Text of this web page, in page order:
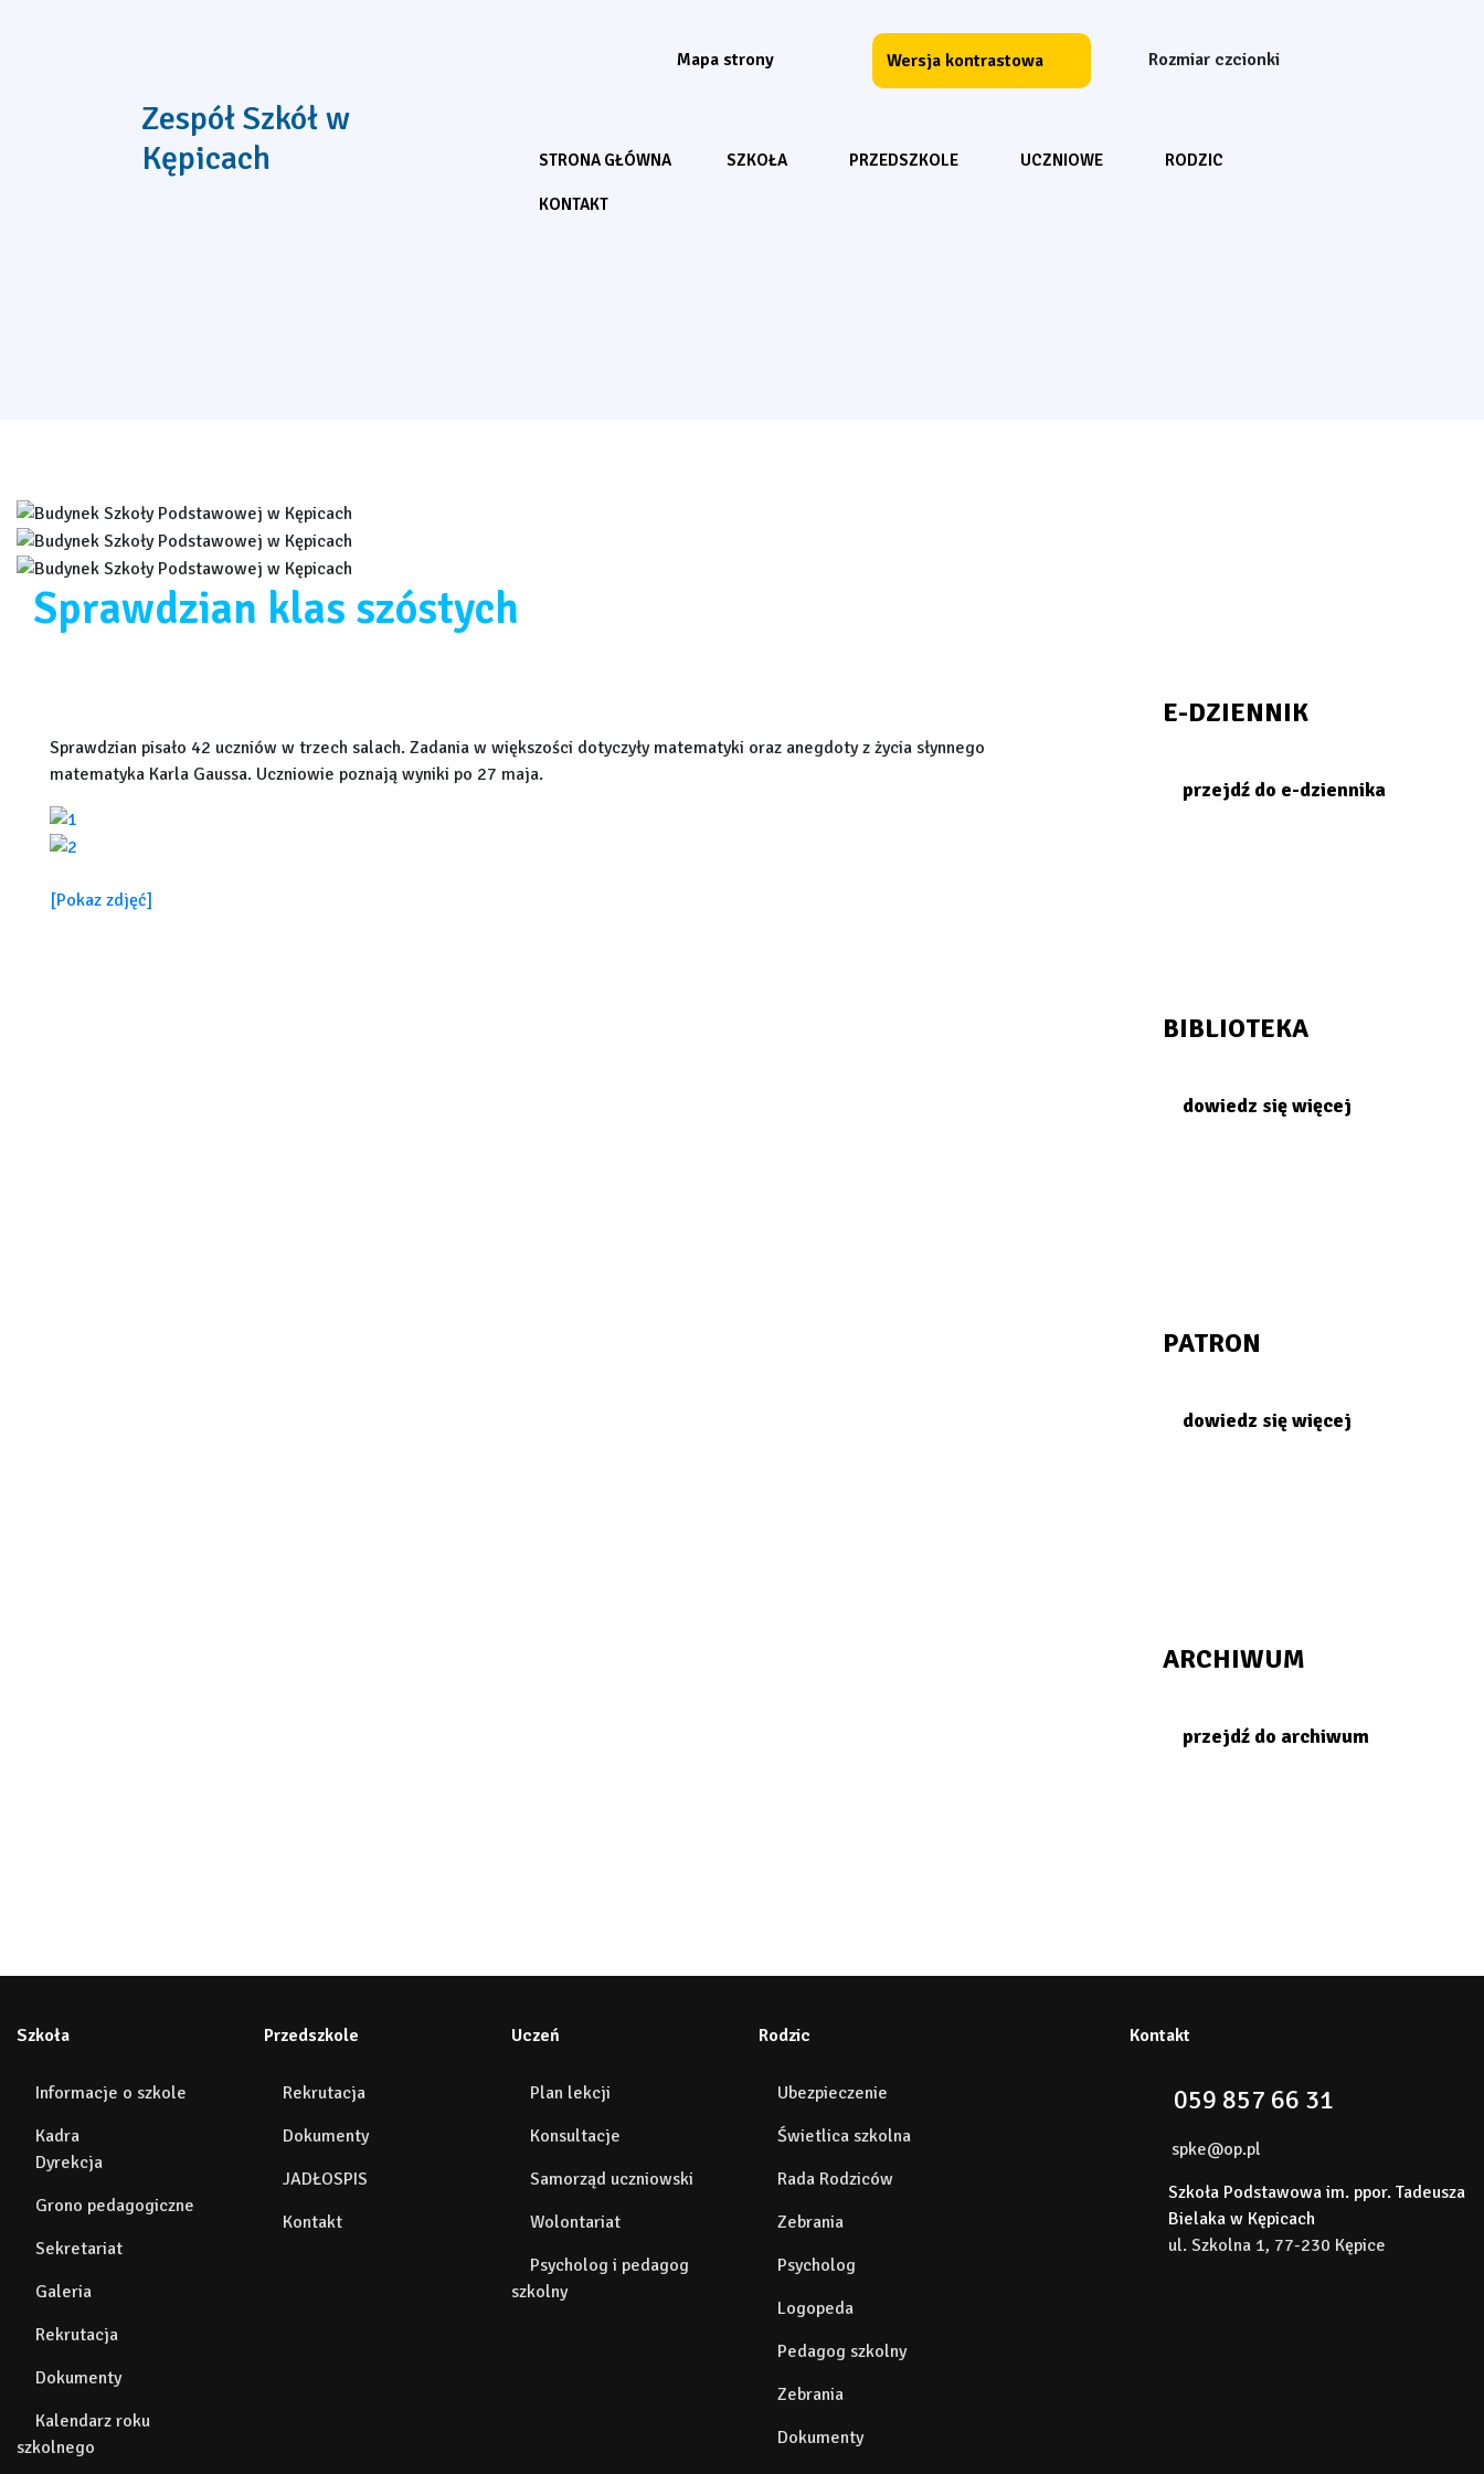
Zespół Szkół w
Kępicach
Mapa strony Wersja kontrastowa Rozmiar czcionki
STRONA GŁÓWNA SZKOŁA PRZEDSZKOLE UCZNIOWE RODZIC
KONTAKT
Sprawdzian klas szóstych
Sprawdzian pisało 42 uczniów w trzech salach. Zadania w większości dotyczyły matematyki oraz anegdoty z życia słynnego
matematyka Karla Gaussa. Uczniowie poznają wyniki po 27 maja.
[Pokaz zdjęć]
E-DZIENNIK
przejdź do e-dziennika
BIBLIOTEKA
dowiedz się więcej
PATRON
dowiedz się więcej
ARCHIWUM
przejdź do archiwum
Szkoła
Informacje o szkole
Kadra
Dyrekcja
Grono pedagogiczne
Sekretariat
Galeria
Rekrutacja
Dokumenty
Kalendarz roku
szkolnego
Przedszkole
Rekrutacja
Dokumenty
JADŁOSPIS
Kontakt
Uczeń
Plan lekcji
Konsultacje
Samorząd uczniowski
Wolontariat
Psycholog i pedagog
szkolny
Rodzic
Ubezpieczenie
Świetlica szkolna
Rada Rodziców
Zebrania
Psycholog
Logopeda
Pedagog szkolny
Zebrania
Dokumenty
Kontakt
059 857 66 31
spke@op.pl
Szkoła Podstawowa im. ppor. Tadeusza
Bielaka w Kępicach
ul. Szkolna 1, 77-230 Kępice